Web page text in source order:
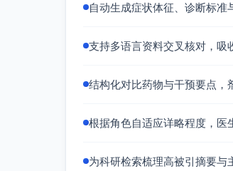
自动生成症状体征、诊断标准
支持多语言资料交叉核对，吸
结构化对比药物与干预要点，
根据角色自适应详略程度，医
为科研检索梳理高被引摘要与